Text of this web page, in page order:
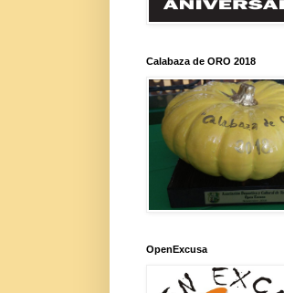
Calabaza de ORO 2018
OpenExcusa